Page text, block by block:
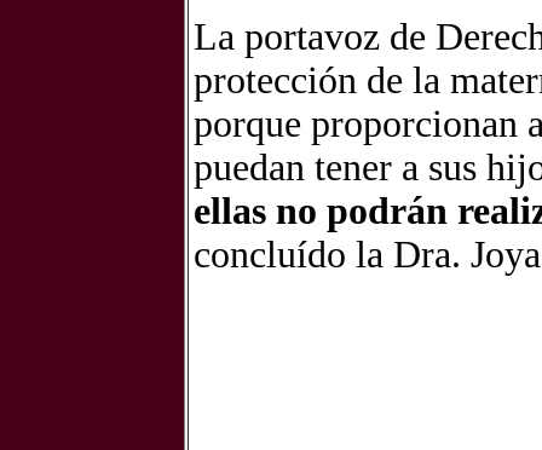
La portavoz de
protección de la
porque proporcionan
puedan tener a sus
ellas no podrán
concluído la Dra.